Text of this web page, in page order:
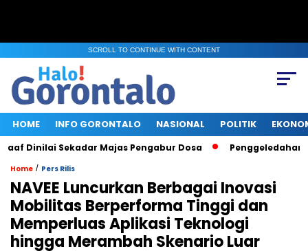
SCROLL TO CONTINUE WITH CONTENT
HOME INFO GORONTALO NASIONAL POLITIK
Sekadar Majas Pengabur Dosa Penggeledahan
Home / Pers Rilis
NAVEE Luncurkan Berbagai Inovasi
Mobilitas Berperforma Tinggi dan
Memperluas Aplikasi Teknologi
hingga Merambah Skenario Luar